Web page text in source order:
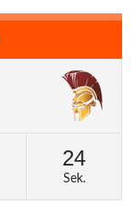
24
Sek.